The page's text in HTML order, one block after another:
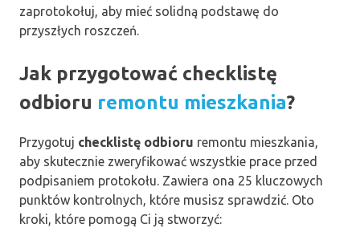
zaprotokołuj, aby mieć solidną podstawę do
przyszłych roszczeń.
Jak przygotować checklistę
odbioru remontu mieszkania?
Przygotuj checklistę odbioru remontu mieszkania,
aby skutecznie zweryfikować wszystkie prace przed
podpisaniem protokołu. Zawiera ona 25 kluczowych
punktów kontrolnych, które musisz sprawdzić. Oto
kroki, które pomogą Ci ją stworzyć: